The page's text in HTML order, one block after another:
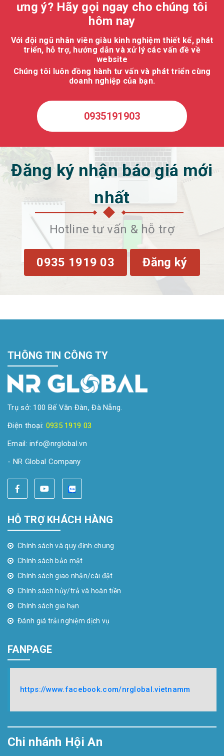
ưng ý? Hãy gọi ngay cho chúng tôi
hôm nay
Với đội ngũ nhân viên giàu kinh nghiệm thiết kế, phát
triển, hỗ trợ, hướng dẫn và xử lý các vấn đề về
website
Chúng tôi luôn đồng hành tư vấn và phát triển cùng
doanh nghiệp của bạn.
0935191903
Đăng ký nhận báo giá mới
nhất
Hotline tư vấn & hỗ trợ
0935 1919 03 Đăng ký
THÔNG TIN CÔNG TY
Trụ sở: 100 Bế Văn Đàn, Đà Nẵng.
Điện thoại: 0935 1919 03
Email: info@nrglobal.vn
- NR Global Company
HỖ TRỢ KHÁCH HÀNG
Chính sách và quy định chung
Chính sách bảo mật
Chính sách giao nhận/cài đặt
Chính sách hủy/trả và hoàn tiền
Chính sách gia hạn
Đánh giá trải nghiệm dịch vụ
FANPAGE
https://www.facebook.com/nrglobal.vietnamm
Chi nhánh Hội An